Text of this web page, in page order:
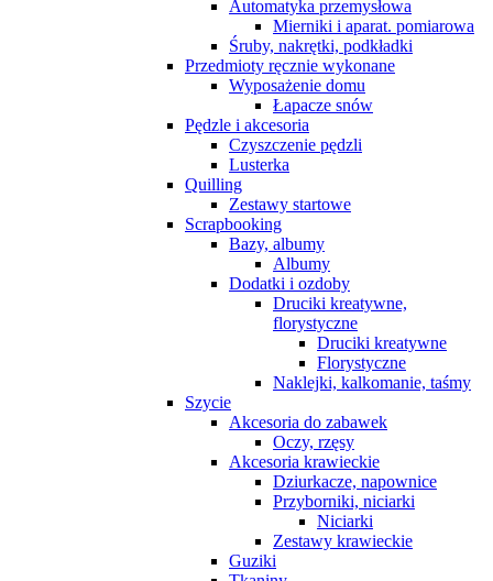
Automatyka przemysłowa
Mierniki i aparat. pomiarowa
Śruby, nakrętki, podkładki
Przedmioty ręcznie wykonane
Wyposażenie domu
Łapacze snów
Pędzle i akcesoria
Czyszczenie pędzli
Lusterka
Quilling
Zestawy startowe
Scrapbooking
Bazy, albumy
Albumy
Dodatki i ozdoby
Druciki kreatywne,
florystyczne
Druciki kreatywne
Florystyczne
Naklejki, kalkomanie, taśmy
Szycie
Akcesoria do zabawek
Oczy, rzęsy
Akcesoria krawieckie
Dziurkacze, napownice
Przyborniki, niciarki
Niciarki
Zestawy krawieckie
Guziki